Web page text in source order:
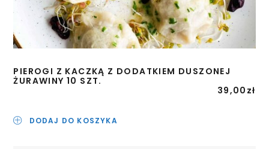
PIEROGI Z KACZKĄ Z DODATKIEM DUSZONEJ
ŻURAWINY 10 SZT.
39,00 zł
DODAJ DO KOSZYKA